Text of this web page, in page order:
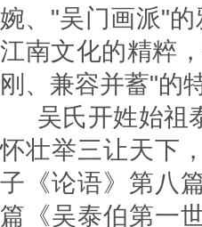
婉、"吴门画派"
江南文化的精粹
刚、兼容并蓄"的
吴氏开姓始祖
怀壮举三让天下
子《论语》第八
篇《吴泰伯第一